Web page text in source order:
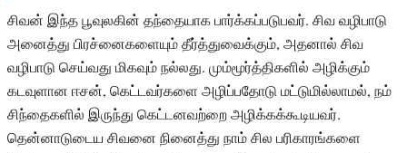
சிவன் இந்த பூவுலகின் தந்தையாக பார்க்கப்படுபவர். சிவ வழிபாடு
அனைத்து பிரச்னைகளையும் தீர்த்துவைக்கும், அதனால் சிவ
வழிபாடு செய்வது மிகவும் நல்லது. மும்மூர்த்திகளில் அழிக்கும்
கடவுளான ஈசன், கெட்டவர்களை அழிப்பதோடு மட்டுமில்லாமல், நம்
சிந்தைகளில் இருந்து கெட்டனவற்றை அழிக்கக்கூடியவர்.
தென்னாடுடைய சிவனை நினைத்து நாம் சில பரிகாரங்களை